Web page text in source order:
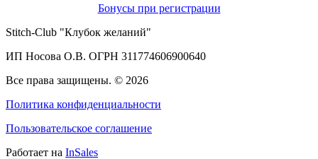
Бонусы при регистрации
Stitch-Club "Клубок желаний"
ИП Носова О.В. ОГРН 311774606900640
Все права защищены. © 2026
Политика конфиденциальности
Пользовательское соглашение
Работает на InSales